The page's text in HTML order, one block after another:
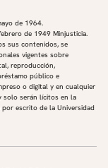
de 1964.
de 1949 Minjusticia.
sus contenidos, se
vigentes sobre
reproducción,
público e
o digital y en cualquier
solo serán lícitos en la
escrito de la Universidad